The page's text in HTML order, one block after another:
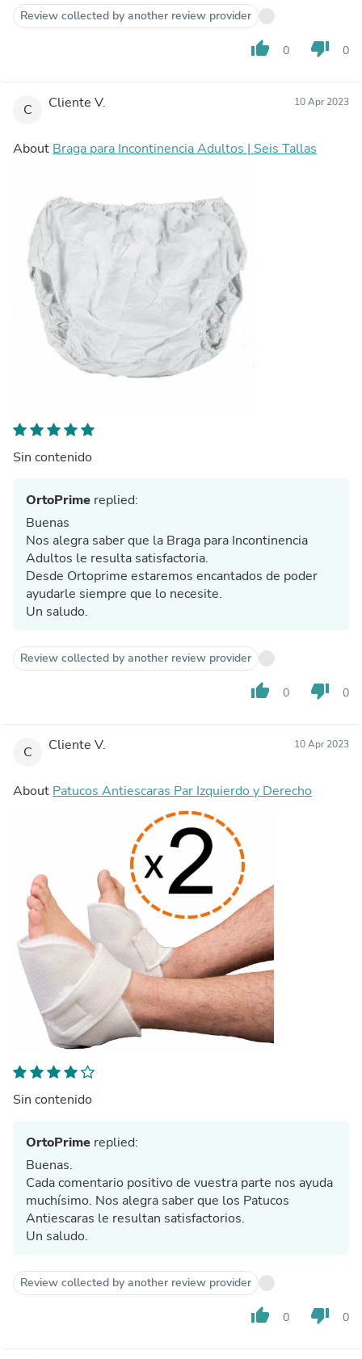
Review collected by another review provider
thumb_up 0 thumb_down 0
C Cliente V. 10 Apr 2023
About Braga para Incontinencia Adultos | Seis Tallas
Sin contenido
OrtoPrime replied:
Buenas
Nos alegra saber que la Braga para Incontinencia
Adultos le resulta satisfactoria.
Desde Ortoprime estaremos encantados de poder
ayudarle siempre que lo necesite.
Un saludo.
Review collected by another review provider
thumb_up 0 thumb_down 0
C Cliente V. 10 Apr 2023
About Patucos Antiescaras Par Izquierdo y Derecho
Sin contenido
OrtoPrime replied:
Buenas.
Cada comentario positivo de vuestra parte nos ayuda
muchísimo. Nos alegra saber que los Patucos
Antiescaras le resultan satisfactorios.
Un saludo.
Review collected by another review provider
thumb_up 0 thumb_down 0